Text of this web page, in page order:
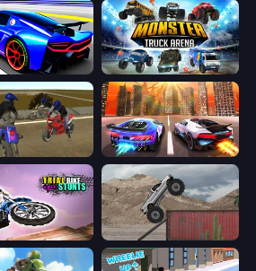
Punk Racing Monster Truck Arena
Stunts Night City Racing
Epic Stunts Hard Wheels